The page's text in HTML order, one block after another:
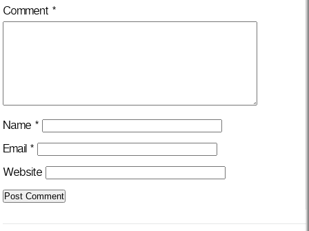
Comment *
Name *
Email *
Website